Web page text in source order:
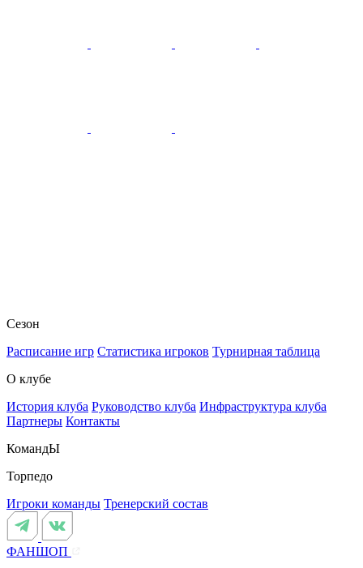
Сезон
Расписание игр Статистика игроков Турнирная таблица
О клубе
История клуба Руководство клуба Инфраструктура клуба
Партнеры Контакты
КомандЫ
Торпедо
Игроки команды Тренерский состав
ФАНШОП